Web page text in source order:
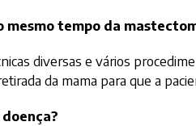
mesmo tempo da
diversas e vários
da mama para que a